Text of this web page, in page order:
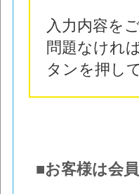
入力内容を
問題なけれ
タンを押し
■お客様は会